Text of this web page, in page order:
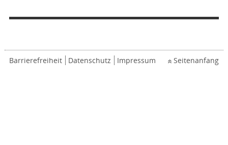
Barrierefreiheit Datenschutz Impressum Seitenanfang